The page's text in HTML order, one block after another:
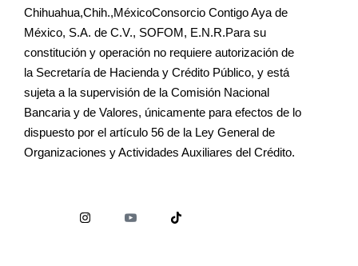
Chihuahua,Chih.,MéxicoConsorcio Contigo Aya de
México, S.A. de C.V., SOFOM, E.N.R.Para su
constitución y operación no requiere autorización de
la Secretaría de Hacienda y Crédito Público, y está
sujeta a la supervisión de la Comisión Nacional
Bancaria y de Valores, únicamente para efectos de lo
dispuesto por el artículo 56 de la Ley General de
Organizaciones y Actividades Auxiliares del Crédito.